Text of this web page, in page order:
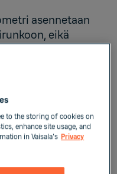
asennetaan
eikä
asennuksen 2
to the storing of cookies on
enhance site usage, and
in Vaisala's Privacy